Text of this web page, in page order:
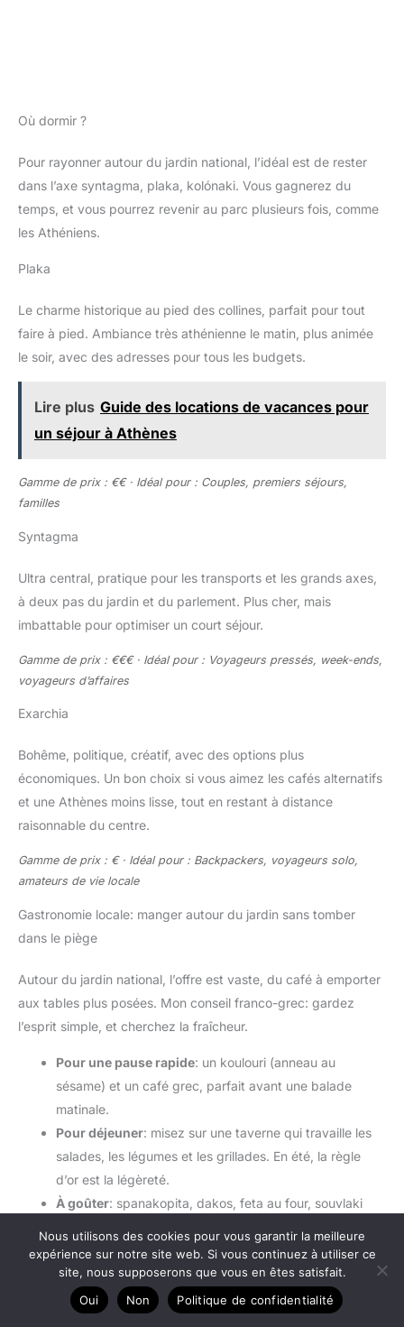
Où dormir ?
Pour rayonner autour du jardin national, l’idéal est de rester
dans l’axe syntagma, plaka, kolónaki. Vous gagnerez du
temps, et vous pourrez revenir au parc plusieurs fois, comme
les Athéniens.
Plaka
Le charme historique au pied des collines, parfait pour tout
faire à pied. Ambiance très athénienne le matin, plus animée
le soir, avec des adresses pour tous les budgets.
Lire plus Guide des locations de vacances pour
un séjour à Athènes
Gamme de prix : €€ · Idéal pour : Couples, premiers séjours,
familles
Syntagma
Ultra central, pratique pour les transports et les grands axes,
à deux pas du jardin et du parlement. Plus cher, mais
imbattable pour optimiser un court séjour.
Gamme de prix : €€€ · Idéal pour : Voyageurs pressés, week-ends,
voyageurs d’affaires
Exarchia
Bohême, politique, créatif, avec des options plus
économiques. Un bon choix si vous aimez les cafés alternatifs
et une Athènes moins lisse, tout en restant à distance
raisonnable du centre.
Gamme de prix : € · Idéal pour : Backpackers, voyageurs solo,
amateurs de vie locale
Gastronomie locale: manger autour du jardin sans tomber
dans le piège
Autour du jardin national, l’offre est vaste, du café à emporter
aux tables plus posées. Mon conseil franco-grec: gardez
l’esprit simple, et cherchez la fraîcheur.
Pour une pause rapide: un koulouri (anneau au
sésame) et un café grec, parfait avant une balade
matinale.
Pour déjeuner: misez sur une taverne qui travaille les
salades, les légumes et les grillades. En été, la règle
d’or est la légèreté.
À goûter: spanakopita, dakos, feta au four, souvlaki
Astuce de locale: évitez les restaurants qui « crient » leurs
menus en plusieurs langues à l’entrée des ruelles les plus
passantes. À Athènes, la bonne adresse n’a pas besoin de
Nous utilisons des cookies pour vous garantir la meilleure
expérience sur notre site web. Si vous continuez à utiliser ce
site, nous supposerons que vous en êtes satisfait.
Oui
Non Politique de confidentialité